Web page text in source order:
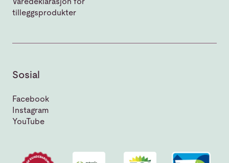
tilleggsprodukter
Sosial
Facebook
Instagram
YouTube